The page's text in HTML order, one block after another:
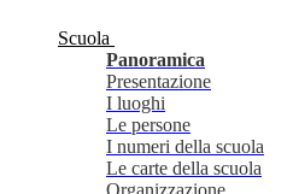
Scuola
Panoramica
Presentazione
I luoghi
Le persone
I numeri della scuola
Le carte della scuola